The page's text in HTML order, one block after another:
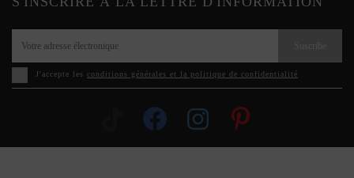
J'accepte les conditions générales et la politique de confidentialité